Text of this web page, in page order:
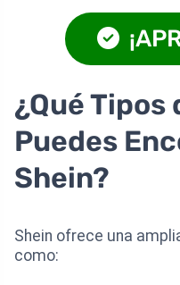
¿Qué
Puedes
Shein?
Shein ofrece una
como: